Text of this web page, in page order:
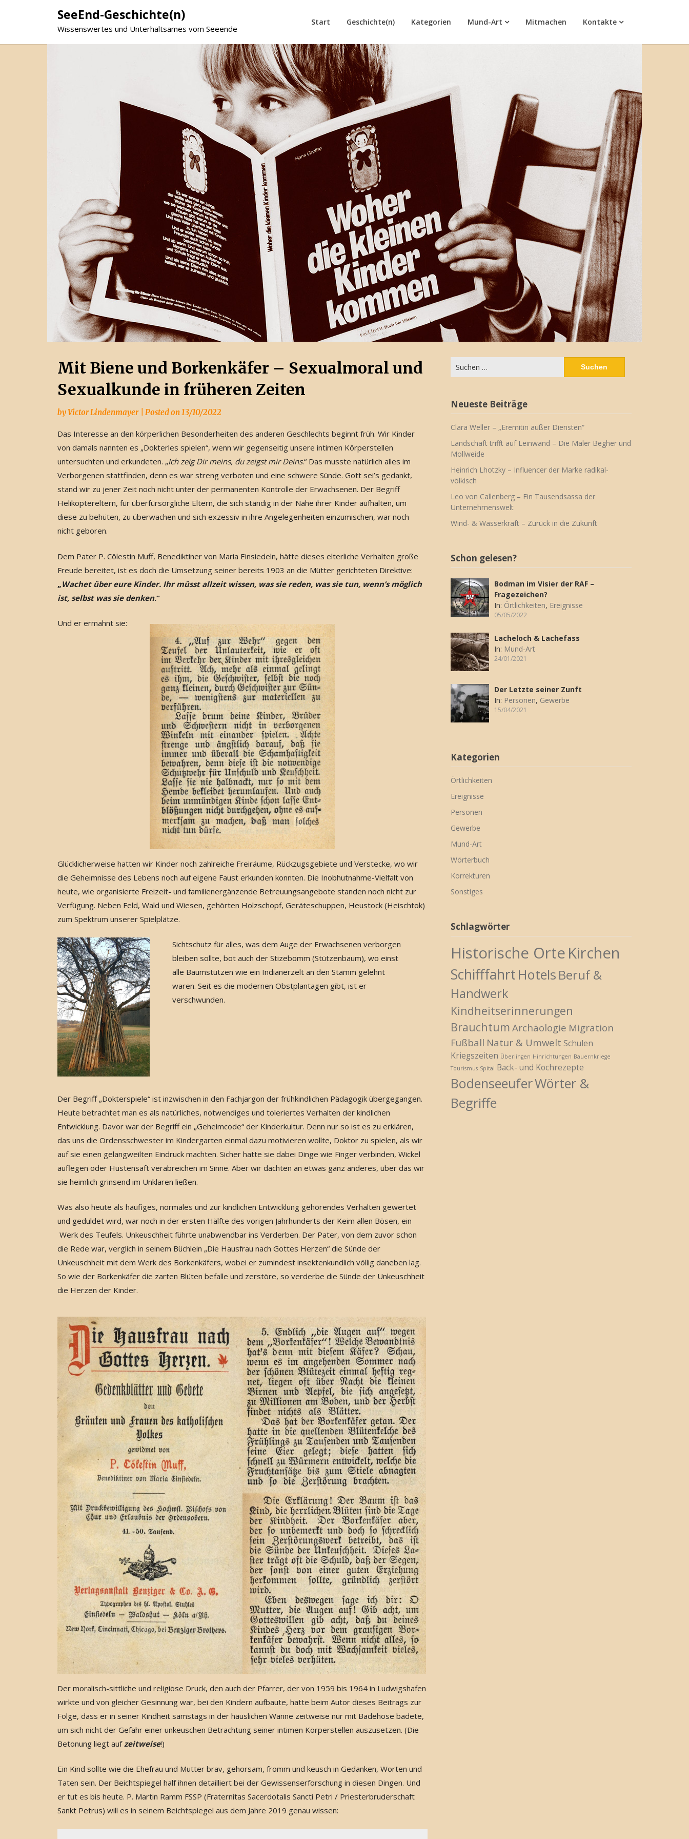
SeeEnd-Geschichte(n)
Wissenswertes und Unterhaltsames vom Seeende
Start Geschichte(n) Kategorien Mund-Art Mitmachen Kontakte
Mit Biene und Borkenkäfer – Sexualmoral und
Sexualkunde in früheren Zeiten
byVictor Lindenmayer Posted on13/10/2022
Das Interesse an den körperlichen Besonderheiten des anderen Geschlechts beginnt früh. Wir Kinder
von damals nannten es „Dokterles spielen“, wenn wir gegenseitig unsere intimen Körperstellen
untersuchten und erkundeten. „Ich zeig Dir meins, du zeigst mir Deins.“ Das musste natürlich alles im
Verborgenen stattfinden, denn es war streng verboten und eine schwere Sünde. Gott sei’s gedankt,
stand wir zu jener Zeit noch nicht unter der permanenten Kontrolle der Erwachsenen. Der Begriff
Helikoptereltern, für überfürsorgliche Eltern, die sich ständig in der Nähe ihrer Kinder aufhalten, um
diese zu behüten, zu überwachen und sich exzessiv in ihre Angelegenheiten einzumischen, war noch
nicht geboren.
Dem Pater P. Cölestin Muff, Benediktiner von Maria Einsiedeln, hätte dieses elterliche Verhalten große
Freude bereitet, ist es doch die Umsetzung seiner bereits 1903 an die Mütter gerichteten Direktive:
„Wachet über eure Kinder. Ihr müsst allzeit wissen, was sie reden, was sie tun, wenn’s möglich
ist, selbst was sie denken.“
Und er ermahnt sie:
Glücklicherweise hatten wir Kinder noch zahlreiche Freiräume, Rückzugsgebiete und Verstecke, wo wir
die Geheimnisse des Lebens noch auf eigene Faust erkunden konnten. Die Inobhutnahme-Vielfalt von
heute, wie organisierte Freizeit- und familienergänzende Betreuungsangebote standen noch nicht zur
Verfügung. Neben Feld, Wald und Wiesen, gehörten Holzschopf, Geräteschuppen, Heustock (Heischtok)
zum Spektrum unserer Spielplätze.
Sichtschutz für alles, was dem Auge der Erwachsenen verborgen
bleiben sollte, bot auch der Stizebomm (Stützenbaum), wo einst
alle Baumstützen wie ein Indianerzelt an den Stamm gelehnt
waren. Seit es die modernen Obstplantagen gibt, ist er
verschwunden.
Der Begriff „Dokterspiele“ ist inzwischen in den Fachjargon der frühkindlichen Pädagogik übergegangen.
Heute betrachtet man es als natürliches, notwendiges und toleriertes Verhalten der kindlichen
Entwicklung. Davor war der Begriff ein „Geheimcode“ der Kinderkultur. Denn nur so ist es zu erklären,
das uns die Ordensschwester im Kindergarten einmal dazu motivieren wollte, Doktor zu spielen, als wir
auf sie einen gelangweilten Eindruck machten. Sicher hatte sie dabei Dinge wie Finger verbinden, Wickel
auflegen oder Hustensaft verabreichen im Sinne. Aber wir dachten an etwas ganz anderes, über das wir
sie heimlich grinsend im Unklaren ließen.
Was also heute als häufiges, normales und zur kindlichen Entwicklung gehörendes Verhalten gewertet
und geduldet wird, war noch in der ersten Hälfte des vorigen Jahrhunderts der Keim allen Bösen, ein
Werk des Teufels. Unkeuschheit führte unabwendbar ins Verderben. Der Pater, von dem zuvor schon
die Rede war, verglich in seinem Büchlein „Die Hausfrau nach Gottes Herzen“ die Sünde der
Unkeuschheit mit dem Werk des Borkenkäfers, wobei er zumindest insektenkundlich völlig daneben lag.
So wie der Borkenkäfer die zarten Blüten befalle und zerstöre, so verderbe die Sünde der Unkeuschheit
die Herzen der Kinder.
Der moralisch-sittliche und religiöse Druck, den auch der Pfarrer, der von 1959 bis 1964 in Ludwigshafen
wirkte und von gleicher Gesinnung war, bei den Kindern aufbaute, hatte beim Autor dieses Beitrags zur
Folge, dass er in seiner Kindheit samstags in der häuslichen Wanne zeitweise nur mit Badehose badete,
um sich nicht der Gefahr einer unkeuschen Betrachtung seiner intimen Körperstellen auszusetzen. (Die
Betonung liegt aufzeitweise!)
Ein Kind sollte wie die Ehefrau und Mutter brav, gehorsam, fromm und keusch in Gedanken, Worten und
Taten sein. Der Beichtspiegel half ihnen detailliert bei der Gewissenserforschung in diesen Dingen. Und
er tut es bis heute. P. Martin Ramm FSSP (Fraternitas Sacerdotalis Sancti Petri / Priesterbruderschaft
Sankt Petrus) will es in seinem Beichtspiegel aus dem Jahre 2019 genau wissen:
Suchen
nach:
Neueste Beiträge
Clara Weller – „Eremitin außer Diensten“
Landschaft trifft auf Leinwand – Die Maler Begher und
Mollweide
Heinrich Lhotzky – Influencer der Marke radikal-
völkisch
Leo von Callenberg – Ein Tausendsassa der
Unternehmenswelt
Wind- & Wasserkraft – Zurück in die Zukunft
Schon gelesen?
Bodman im Visier der RAF –
Fragezeichen?
In: Örtlichkeiten, Ereignisse
05/05/2022
Lacheloch & Lachefass
In: Mund-Art
24/01/2021
Der Letzte seiner Zunft
In: Personen, Gewerbe
15/04/2021
Kategorien
Örtlichkeiten
Ereignisse
Personen
Gewerbe
Mund-Art
Wörterbuch
Korrekturen
Sonstiges
Schlagwörter
Historische Orte Kirchen
Schifffahrt Hotels Beruf &
Handwerk
Kindheitserinnerungen
Brauchtum Archäologie Migration
Fußball Natur & Umwelt Schulen
Kriegszeiten Überlingen Hinrichtungen Bauernkriege
Tourismus Spital Back- und Kochrezepte
BodenseeuferWörter &
Begriffe